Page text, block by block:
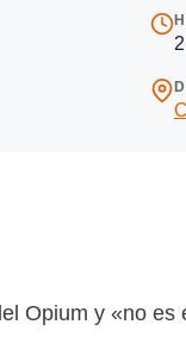
Opium y «no